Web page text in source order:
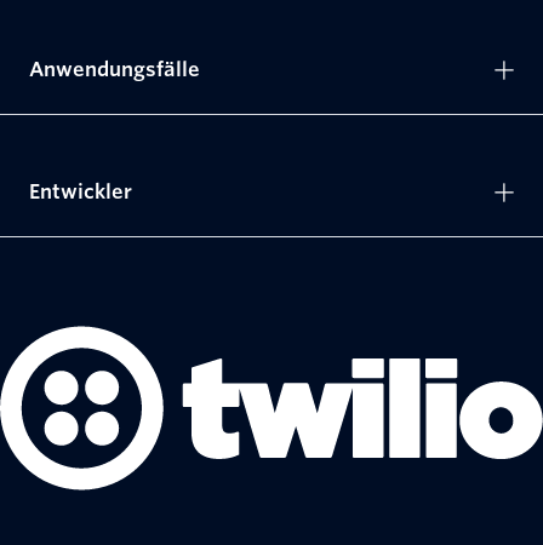
Anwendungsfälle
Entwickler